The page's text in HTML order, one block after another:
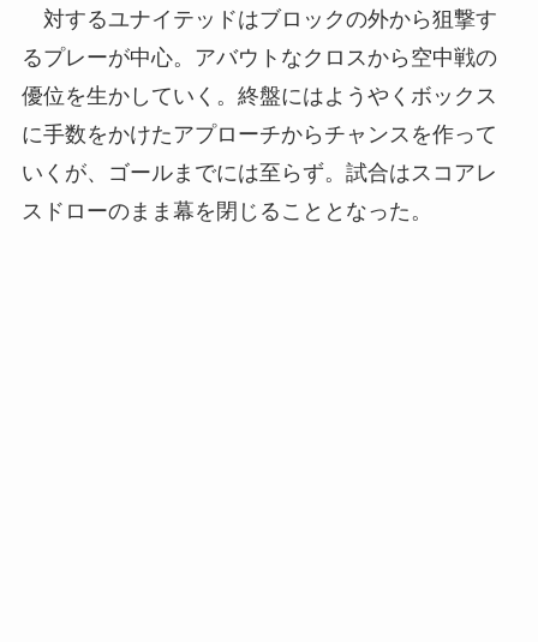
対するユナイテッドはブロックの外から狙撃す
るプレーが中心。アバウトなクロスから空中戦の
優位を生かしていく。終盤にはようやくボックス
に手数をかけたアプローチからチャンスを作って
いくが、ゴールまでには至らず。試合はスコアレ
スドローのまま幕を閉じることとなった。